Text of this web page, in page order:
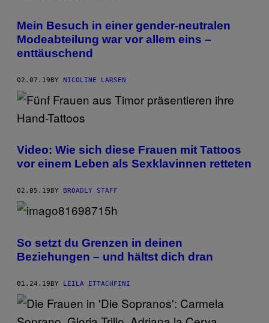
Mein Besuch in einer gender-neutralen
Modeabteilung war vor allem eins –
enttäuschend
02.07.19BY NICOLINE LARSEN
Video: Wie sich diese Frauen mit Tattoos
vor einem Leben als Sexklavinnen retteten
02.05.19 BY BROADLY STAFF
So setzt du Grenzen in deinen
Beziehungen – und hältst dich dran
01.24.19BY LEILA ETTACHFINI